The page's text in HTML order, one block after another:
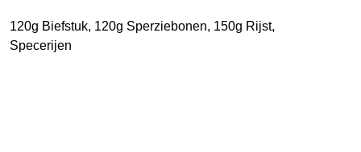
120g Biefstuk, 120g Sperziebonen, 150g Rijst,
Specerijen